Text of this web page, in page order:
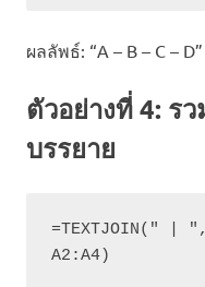
ผลลัพธ์: “A – B – C –
ตัวอย่างที่ 4: ร
บรรยาย
=TEXTJOIN(" |
A2:A4)